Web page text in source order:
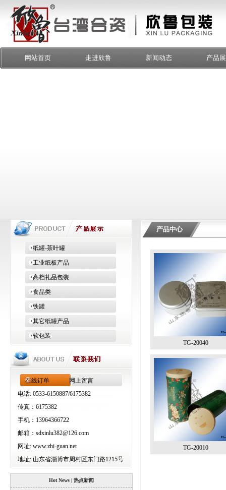
网站首页 走进欣鲁 新闻动态 产品
纸罐-茶叶罐
工业纸板产品
高档礼品包装
食品类
铁罐
其它纸罐产品
软包装
在线订单
网上留言
电话: 0533-6150887/6175382
传真：6175382
手机：13964366722
邮箱： sdxinlu382@126.com
网址: www.zhi-guan.net
地址: 山东省淄博市周村区东门路1215号
Hot News | 热点新闻
产品中心
TG-20040
TG-20010